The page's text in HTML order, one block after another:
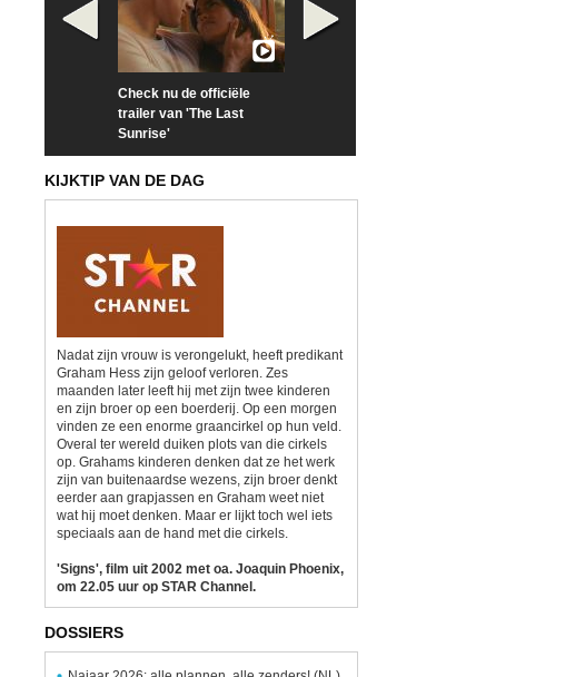
Check nu de officiële
trailer van 'The Last
Sunrise'
KIJKTIP VAN DE DAG
Nadat zijn vrouw is verongelukt, heeft predikant
Graham Hess zijn geloof verloren. Zes
maanden later leeft hij met zijn twee kinderen
en zijn broer op een boerderij. Op een morgen
vinden ze een enorme graancirkel op hun veld.
Overal ter wereld duiken plots van die cirkels
op. Grahams kinderen denken dat ze het werk
zijn van buitenaardse wezens, zijn broer denkt
eerder aan grapjassen en Graham weet niet
wat hij moet denken. Maar er lijkt toch wel iets
speciaals aan de hand met die cirkels.
'Signs', film uit 2002 met oa. Joaquin Phoenix,
om 22.05 uur op STAR Channel.
DOSSIERS